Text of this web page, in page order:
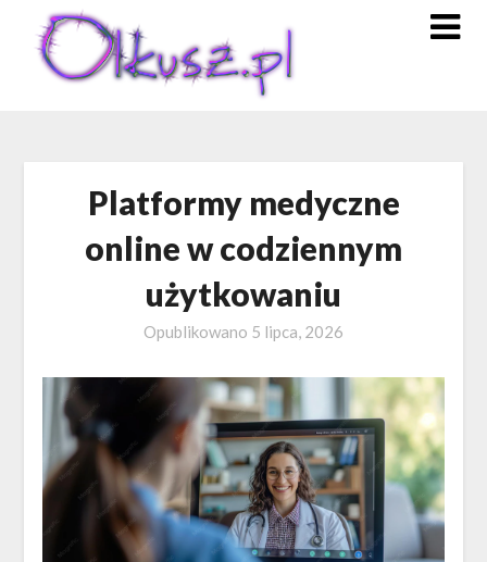
content
Platformy medyczne
online w codziennym
użytkowaniu
Opublikowano 5 lipca, 2026